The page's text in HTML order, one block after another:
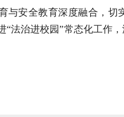
与安全教育深度融合，切
“法治进校园”常态化工作